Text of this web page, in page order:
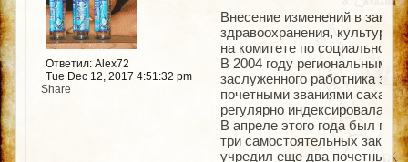
Ответил: Alex72
Tue Dec 12, 2017 4:51:32 pm
Share
Внесение изменений в
здравоохранения,
на комитете по социальной
В 2004 году региональным
заслуженного работника
почетными званиями
регулярно
В апреле этого года был
три самостоятельных
учредил еще два почетных